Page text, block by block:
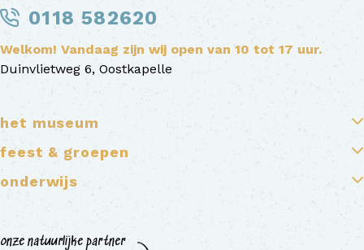
0118 582620
Welkom! Vandaag zijn wij open van 10 tot 17 uur.
Duinvlietweg 6, Oostkapelle
het museum
feest & groepen
onderwijs
onze natuurlijke partner